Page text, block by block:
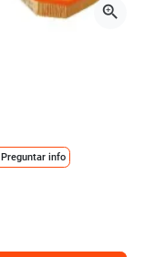
zoom_in
Preguntar info